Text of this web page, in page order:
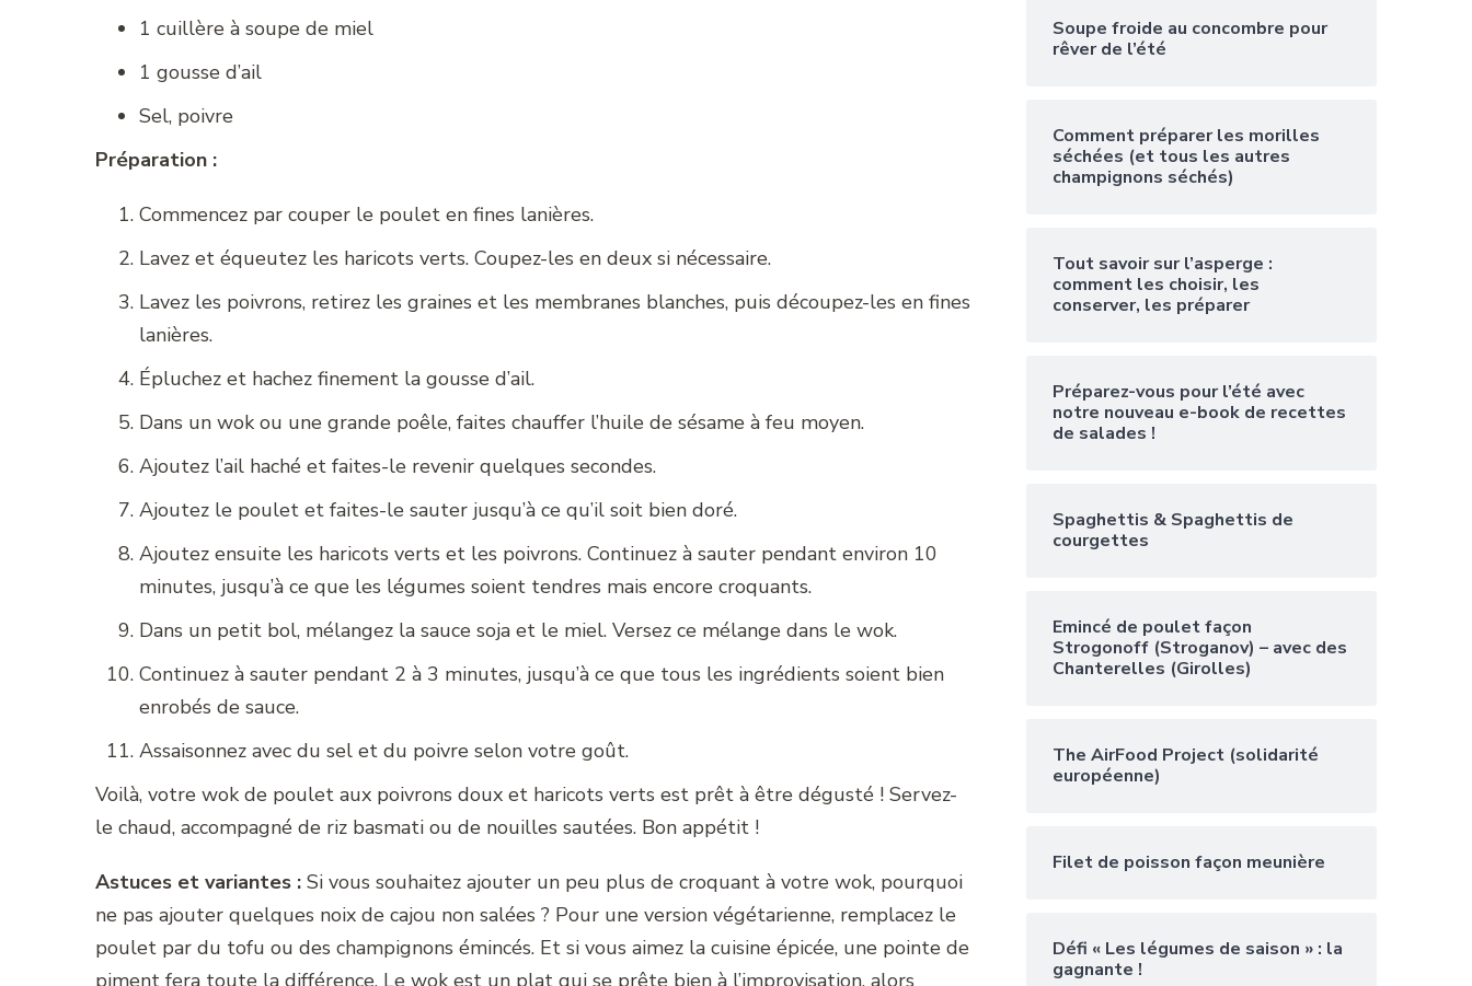
1 cuillère à soupe de miel
1 gousse d’ail
Sel, poivre
Préparation :
Commencez par couper le poulet en fines lanières.
Lavez et équeutez les haricots verts. Coupez-les en deux si nécessaire.
Lavez les poivrons, retirez les graines et les membranes blanches, puis découpez-les en fines
lanières.
Épluchez et hachez finement la gousse d’ail.
Dans un wok ou une grande poêle, faites chauffer l’huile de sésame à feu moyen.
Ajoutez l’ail haché et faites-le revenir quelques secondes.
Ajoutez le poulet et faites-le sauter jusqu’à ce qu’il soit bien doré.
Ajoutez ensuite les haricots verts et les poivrons. Continuez à sauter pendant environ 10
minutes, jusqu’à ce que les légumes soient tendres mais encore croquants.
Dans un petit bol, mélangez la sauce soja et le miel. Versez ce mélange dans le wok.
Continuez à sauter pendant 2 à 3 minutes, jusqu’à ce que tous les ingrédients soient bien
enrobés de sauce.
Assaisonnez avec du sel et du poivre selon votre goût.
Voilà, votre wok de poulet aux poivrons doux et haricots verts est prêt à être dégusté ! Servez-
le chaud, accompagné de riz basmati ou de nouilles sautées. Bon appétit !
Astuces et variantes : Si vous souhaitez ajouter un peu plus de croquant à votre wok, pourquoi
ne pas ajouter quelques noix de cajou non salées ? Pour une version végétarienne, remplacez le
poulet par du tofu ou des champignons émincés. Et si vous aimez la cuisine épicée, une pointe de
Soupe froide au concombre pour
rêver de l’été
Comment préparer les morilles
séchées (et tous les autres
champignons séchés)
Tout savoir sur l’asperge :
comment les choisir, les
conserver, les préparer
Préparez-vous pour l’été avec
notre nouveau e-book de recettes
de salades !
Spaghettis & Spaghettis de
courgettes
Emincé de poulet façon
Strogonoff (Stroganov) – avec des
Chanterelles (Girolles)
The AirFood Project (solidarité
européenne)
Filet de poisson façon meunière
Défi « Les légumes de saison » : la
gagnante !